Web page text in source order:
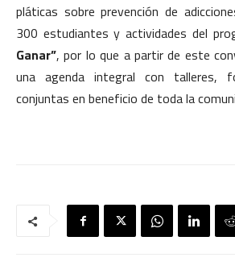
pláticas sobre prevención de
300 estudiantes y actividades del
Ganar”, por lo que a partir de este
una agenda integral con talleres,
conjuntas en beneficio de toda la